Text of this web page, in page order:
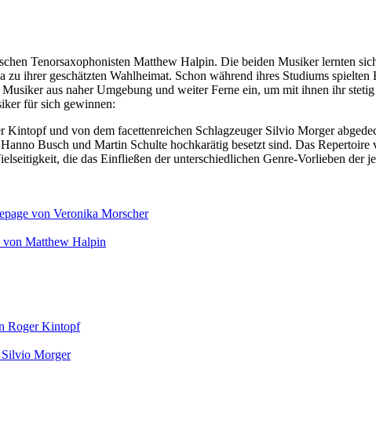
Tenorsaxophonisten Matthew Halpin. Die beiden Musiker lernten
ihrer geschätzten Wahlheimat. Schon während ihres Studiums
aus naher Umgebung und weiter Ferne ein, um mit ihnen ihr
für sich gewinnen:
und von dem facettenreichen Schlagzeuger Silvio Morger
Busch und Martin Schulte hochkarätig besetzt sind. Das
die das Einfließen der unterschiedlichen Genre-Vorlieben der